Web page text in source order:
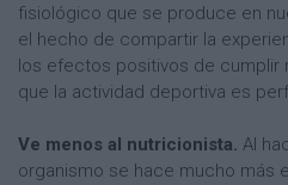
fisiológico que se produce en
el hecho de compartir la
los efectos positivos de cumplir
que la actividad deportiva es
Ve menos al nutricionista. Al
organismo se hace mucho más